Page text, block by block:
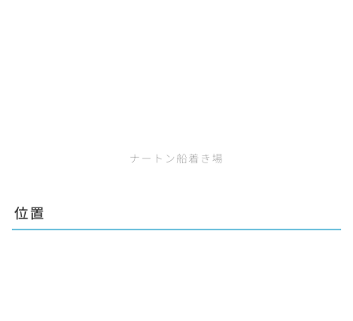
ナートン船着き場
位置